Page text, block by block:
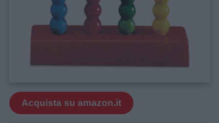
Acquista su amazon.it